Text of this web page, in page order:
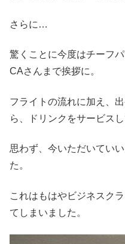
さらに…
驚くことに今度はチーフ
CAさんまで挨拶に。
フライトの流れに加え、
ら、ドリンクをサービス
思わず、今いただいてい
た。
これはもはやビジネスク
てしまいました。